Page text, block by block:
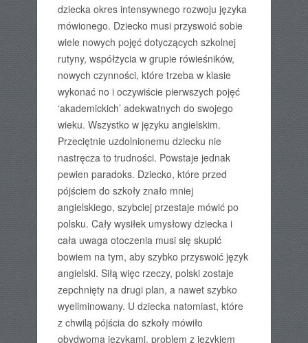
dziecka okres intensywnego rozwoju języka
mówionego. Dziecko musi przyswoić sobie
wiele nowych pojęć dotyczących szkolnej
rutyny, współżycia w grupie rówieśników,
nowych czynności, które trzeba w klasie
wykonać no i oczywiście pierwszych pojęć
‘akademickich’ adekwatnych do swojego
wieku. Wszystko w języku angielskim.
Przeciętnie uzdolnionemu dziecku nie
nastręcza to trudności. Powstaje jednak
pewien paradoks. Dziecko, które przed
pójściem do szkoły znało mniej
angielskiego, szybciej przestaje mówić po
polsku. Cały wysiłek umysłowy dziecka i
cała uwaga otoczenia musi się skupić
bowiem na tym, aby szybko przyswoić język
angielski. Siłą więc rzeczy, polski zostaje
zepchnięty na drugi plan, a nawet szybko
wyeliminowany. U dziecka natomiast, które
z chwilą pójścia do szkoły mówiło
obydwoma językami, problem z językiem